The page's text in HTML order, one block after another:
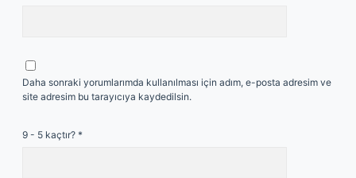
Daha sonraki yorumlarımda kullanılması için adım, e-posta adresim ve
site adresim bu tarayıcıya kaydedilsin.
9 - 5 kaçtır? *